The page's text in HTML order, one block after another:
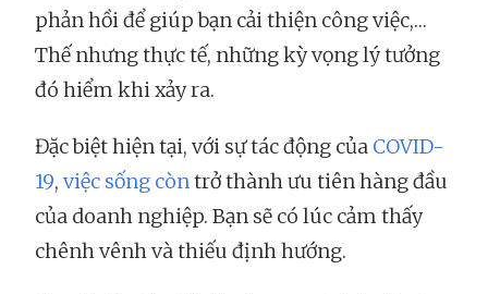
phản hồi để giúp bạn cải thiện công việc,…
Thế nhưng thực tế, những kỳ vọng lý tưởng
đó hiểm khi xảy ra.
Đặc biệt hiện tại, với sự tác động của COVID-
19, việc sống còntrở thành ưu tiên hàng đầu
của doanh nghiệp. Bạn sẽ có lúc cảm thấy
chênh vênh và thiếu định hướng.